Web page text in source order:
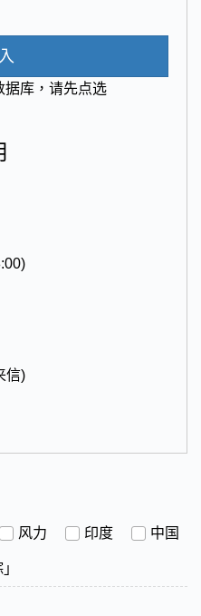
库，请先点选
信)
风力 印度 中国